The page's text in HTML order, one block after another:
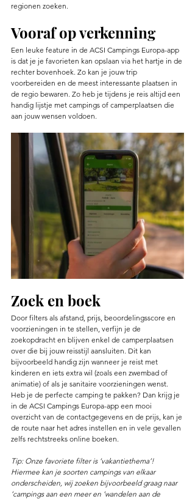
regionen zoeken.
Vooraf op verkenning
Een leuke feature in de ACSI Campings Europa-app
is dat je je favorieten kan opslaan via het hartje in de
rechter bovenhoek. Zo kan je jouw trip
voorbereiden en de meest interessante plaatsen in
de regio bewaren. Zo heb je tijdens je reis altijd een
handig lijstje met campings of camperplaatsen die
aan jouw wensen voldoen.
Zoek en boek
Door filters als afstand, prijs, beoordelingsscore en
voorzieningen in te stellen, verfijn je de
zoekopdracht en blijven enkel de camperplaatsen
over die bij jouw reisstijl aansluiten. Dit kan
bijvoorbeeld handig zijn wanneer je reist met
kinderen en iets extra wil (zoals een zwembad of
animatie) of als je sanitaire voorzieningen wenst.
Heb je de perfecte camping te pakken? Dan krijg je
in de ACSI Campings Europa-app een mooi
overzicht van de contactgegevens en de prijs, kan je
de route naar het adres instellen en in vele gevallen
zelfs rechtstreeks online boeken.
Tip: Onze favoriete filter is ‘vakantiethema’!
Hiermee kan je soorten campings van elkaar
onderscheiden, wij zoeken bijvoorbeeld graag naar
‘campings aan een meer en ‘wandelen aan de